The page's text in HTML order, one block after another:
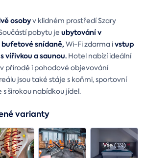
osobyv klidném prostředí Szary
pobytu je ubytování v
snídaně, Wi-Fi zdarma ivstup
vířivkou a saunou. Hotel nabízí ideální
přírodě i pohodové objevování
jsou také stáje s koňmi, sportovní
širokou nabídkou jídel.
varianty
Vše(39)